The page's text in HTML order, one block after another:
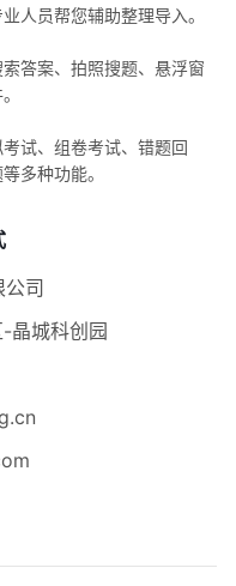
人员帮您辅助整理导入。
答案、拍照搜题、悬浮窗
试、组卷考试、错题回
多种功能。
司
晶城科创园